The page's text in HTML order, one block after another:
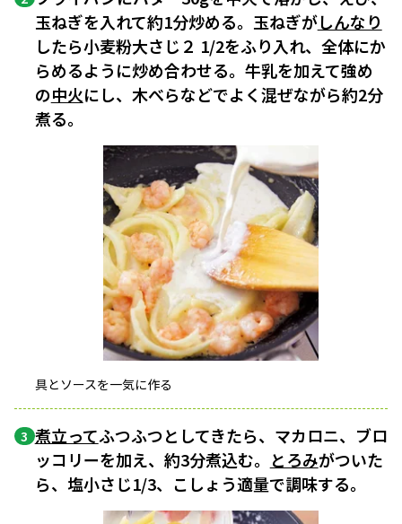
玉ねぎを入れて約1分炒める。玉ねぎがしんなり
したら小麦粉大さじ２ 1/2をふり入れ、全体にか
らめるように炒め合わせる。牛乳を加えて強め
の中火にし、木べらなどでよく混ぜながら約2分
煮る。
具とソースを一気に作る
3 煮立ってふつふつとしてきたら、マカロニ、ブロ
ッコリーを加え、約3分煮込む。 とろみがついた
ら、塩小さじ1/3、こしょう適量で調味する。